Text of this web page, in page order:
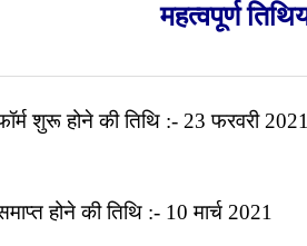
महत्वपूर्ण
शुरू होने की तिथि :- 23 फरवरी
होने की तिथि :- 10 मार्च 2021